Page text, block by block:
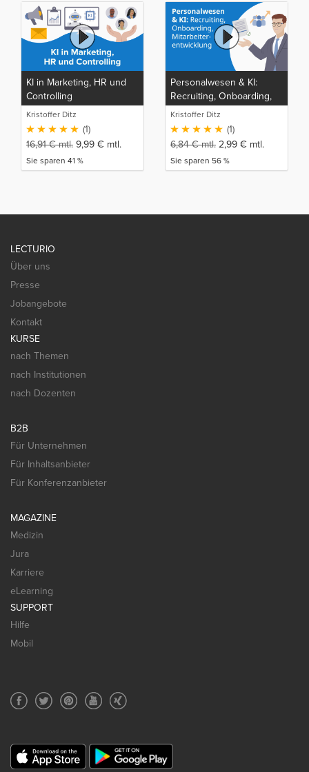
KI in Marketing, HR und
Controlling
Kristoffer Ditz
(1)
16,91€mtl. 9,99 € mtl.
Sie sparen 41 %
Personalwesen & KI:
Recruiting, Onboarding,
Mitarbeiterentwicklung
Kristoffer Ditz
(1)
6,84€mtl. 2,99 € mtl.
Sie sparen 56 %
LECTURIO
Über uns
Presse
Jobangebote
Kontakt
KURSE
nach Themen
nach Institutionen
nach Dozenten
B2B
Für Unternehmen
Für Inhaltsanbieter
Für Konferenzanbieter
MAGAZINE
Medizin
Jura
Karriere
eLearning
SUPPORT
Hilfe
Mobil